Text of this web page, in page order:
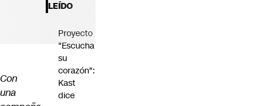
Con
una
LEÍDO
Proyecto
"Escucha
su
corazón":
Kast
dice